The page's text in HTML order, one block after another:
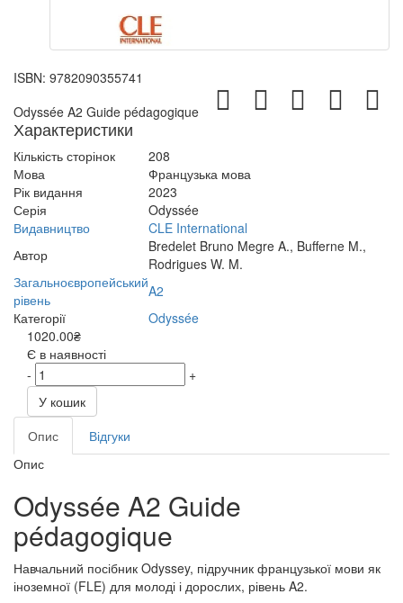
ISBN: 9782090355741
Odyssée A2 Guide pédagogique
Характеристики
Кількість сторінок
208
Мова
Французька мова
Рік видання
2023
Серія
Odyssée
Видавництво
CLE International
Автор
Bredelet Bruno Megre A., Bufferne M.,
Rodrigues W. M.
Загальноєвропейський
рівень
A2
Категорії
Odyssée
1020.00₴
Є в наявності
-
+
У кошик
Опис
Відгуки
Опис
Odyssée A2 Guide
pédagogique
Навчальний посібник Odyssey, підручник французької мови як
іноземної (FLE) для молоді і дорослих, рівень A2.